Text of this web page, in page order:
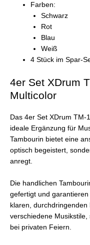
Farben:
Schwarz
Rot
Blau
Weiß
4 Stück im Spar-
4er Set XDrum
Multicolor
Das 4er Set XDrum TM-
ideale Ergänzung für
Tambourin bietet eine
optisch begeistert,
anregt.
Die handlichen
gefertigt und
klaren,
verschiedene
bei privaten Feiern.